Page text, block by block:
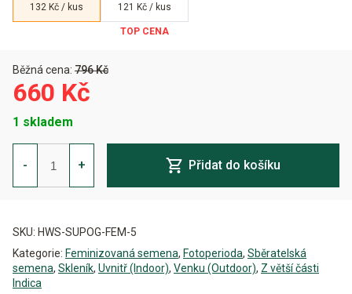
132 Kč / kus 121 Kč / kus
Běžná cena: 796 Kč
660 Kč
1 skladem
-
Superb
OG
Feminizovaná
množství
+ Přidat do košíku
SKU: HWS-SUPOG-FEM-5
Kategorie: Feminizovaná semena, Fotoperioda, Sběratelská
semena, Skleník, Uvnitř (Indoor), Venku (Outdoor), Z větší části
Indica